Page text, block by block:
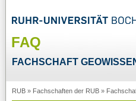
FAQ
FACHSCHAFT
RUB » Fachschaften der RUB »